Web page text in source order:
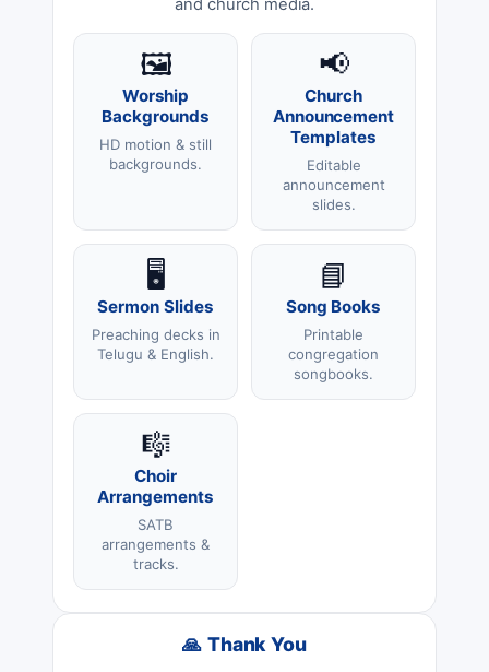
and church media.
🖼️
Worship
Backgrounds
HD motion & still
backgrounds.
📢
Church
Announcement
Templates
Editable
announcement
slides.
🖥️
Sermon Slides
Preaching decks in
Telugu & English.
📘
Song Books
Printable
congregation
songbooks.
🎼
Choir
Arrangements
SATB
arrangements &
tracks.
🙏 Thank You